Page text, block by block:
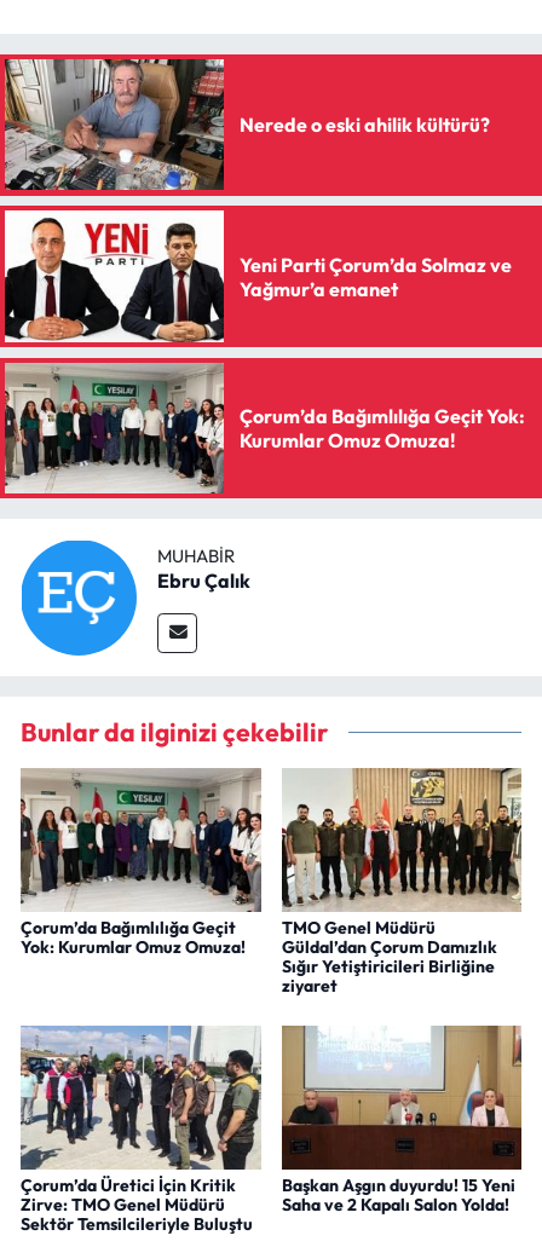
Nerede o eski ahilik kültürü?
Yeni Parti Çorum’da Solmaz ve
Yağmur’a emanet
Çorum’da Bağımlılığa Geçit Yok:
Kurumlar Omuz Omuza!
MUHABIR
Ebru Çalık
Bunlar da ilginizi çekebilir
Çorum’da Bağımlılığa Geçit
Yok: Kurumlar Omuz Omuza!
TMO Genel Müdürü
Güldal’dan Çorum Damızlık
Sığır Yetiştiricileri Birliğine
ziyaret
Çorum’da Üretici İçin Kritik
Zirve: TMO Genel Müdürü
Sektör Temsilcileriyle Buluştu
Başkan Aşgın duyurdu! 15 Yeni
Saha ve 2 Kapalı Salon Yolda!
Sağlık
Siyaset
Spor
Sungurlu Haberleri
Turizm
Uğurludağ Haberleri
Yaşam
Yayla Haber
Yemek Tarifleri